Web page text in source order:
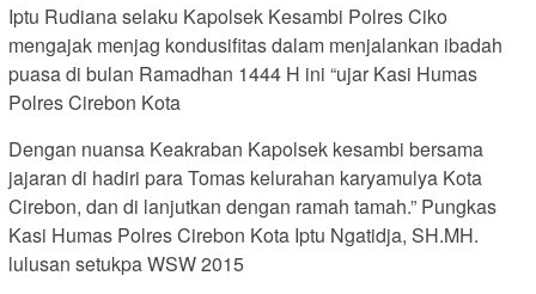
Iptu Rudiana selaku Kapolsek Kesambi Polres Ciko
mengajak menjag kondusifitas dalam menjalankan ibadah
puasa di bulan Ramadhan 1444 H ini “ujar Kasi Humas
Polres Cirebon Kota
Dengan nuansa Keakraban Kapolsek kesambi bersama
jajaran di hadiri para Tomas kelurahan karyamulya Kota
Cirebon, dan di lanjutkan dengan ramah tamah.” Pungkas
Kasi Humas Polres Cirebon Kota Iptu Ngatidja, SH.MH.
lulusan setukpa WSW 2015